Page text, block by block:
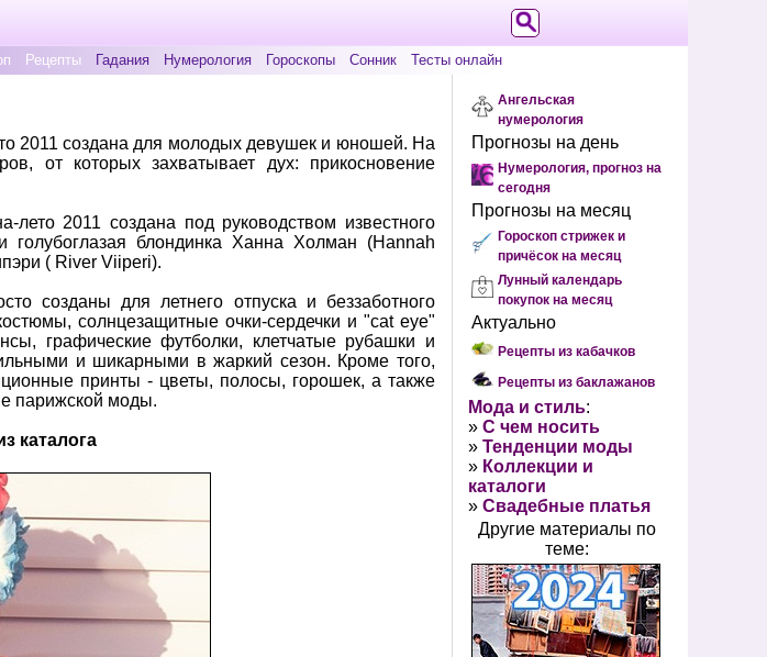
Рецепты Гадания Нумерология Гороскопы Сонник Тесты онлайн
2011 создана для молодых девушек и юношей. На
от которых захватывает дух: прикосновение
2011 создана под руководством известного
блондинка Ханна Холман (Hannah
( River Viiperi).
созданы для летнего отпуска и беззаботного
солнцезащитные очки-сердечки и "cat eye"
графические футболки, клетчатые рубашки и
и шикарными в жаркий сезон. Кроме того,
принты - цветы, полосы, горошек, а также
парижской моды.
каталога
Ангельская
нумерология
Прогнозы на день
Нумерология, прогноз на
сегодня
Прогнозы на месяц
Гороскоп стрижек и
причёсок на месяц
Лунный календарь
покупок на месяц
Актуально
Рецепты из кабачков
Рецепты из баклажанов
Мода и стиль:
» С чем носить
» Тенденции моды
» Коллекции и
каталоги
» Свадебные платья
Другие материалы по
теме: